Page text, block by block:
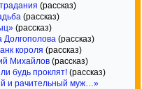
(рассказ)
(рассказ)
(рассказ)
Долгополова (рассказ)
короля (рассказ)
Михайлов (рассказ)
будь проклят! (рассказ)
и рачительный муж…»